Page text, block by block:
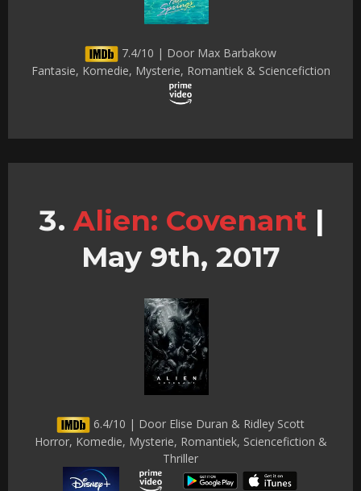
7.4/10 | Door Max Barbakow
Fantasie, Komedie, Mysterie, Romantiek & Sciencefiction
Alien: Covenant |
May 9th, 2017
6.4/10 | Door Elise Duran & Ridley Scott
Horror, Komedie, Mysterie, Romantiek, Sciencefiction &
Thriller